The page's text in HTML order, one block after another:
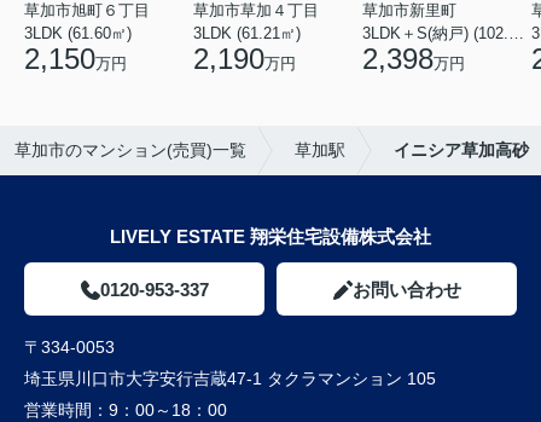
草加市旭町６丁目
3LDK (61.60㎡)
2,150万円
草加市草加４丁目
3LDK (61.21㎡)
2,190万円
草加市新里町
3LDK＋S(納戸) (102.77㎡)
2,398万円
草加市のマンション(売買)一覧 草加駅 イニシア草加高砂
LIVELY ESTATE 翔栄住宅設備株式会社
0120-953-337 お問い合わせ
〒334-0053
埼玉県川口市大字安行吉蔵47-1 タクラマンション 105
営業時間： 9：00～18：00